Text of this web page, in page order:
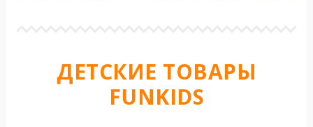
ДЕТСКИЕ ТОВАРЫ
FUNKIDS